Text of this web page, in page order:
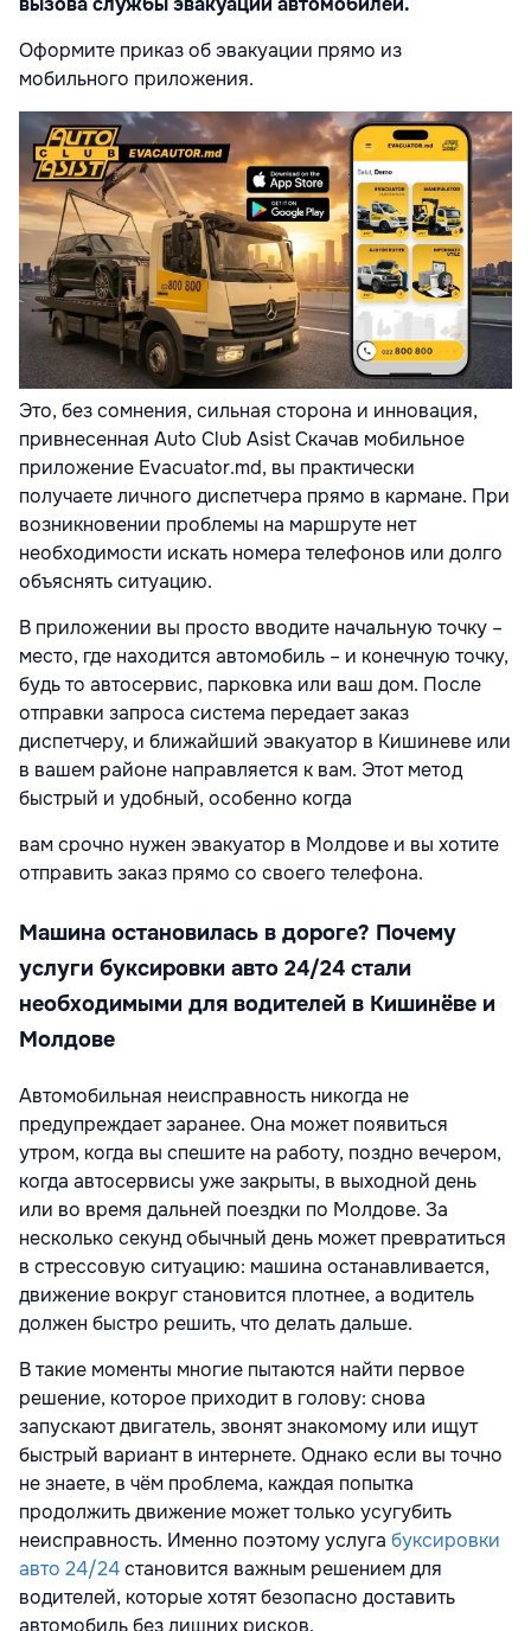
Оформите приказ об эвакуации прямо из
мобильного приложения.
Это, без сомнения, сильная сторона и инновация,
привнесенная Auto Club Asist Скачав мобильное
приложение Evacuator.md, вы практически
получаете личного диспетчера прямо в кармане. При
возникновении проблемы на маршруте нет
необходимости искать номера телефонов или долго
объяснять ситуацию.
В приложении вы просто вводите начальную точку –
место, где находится автомобиль – и конечную точку,
будь то автосервис, парковка или ваш дом. После
отправки запроса система передает заказ
диспетчеру, и ближайший эвакуатор в Кишиневе или
в вашем районе направляется к вам. Этот метод
быстрый и удобный, особенно когда
вам срочно нужен эвакуатор в Молдове и вы хотите
отправить заказ прямо со своего телефона.
Машина остановилась в дороге? Почему
услуги буксировки авто 24/24 стали
необходимыми для водителей в Кишинёве и
Молдове
Автомобильная неисправность никогда не
предупреждает заранее. Она может появиться
утром, когда вы спешите на работу, поздно вечером,
когда автосервисы уже закрыты, в выходной день
или во время дальней поездки по Молдове. За
несколько секунд обычный день может превратиться
в стрессовую ситуацию: машина останавливается,
движение вокруг становится плотнее, а водитель
должен быстро решить, что делать дальше.
В такие моменты многие пытаются найти первое
решение, которое приходит в голову: снова
запускают двигатель, звонят знакомому или ищут
быстрый вариант в интернете. Однако если вы точно
не знаете, в чём проблема, каждая попытка
продолжить движение может только усугубить
неисправность. Именно поэтому услуга буксировки
авто 24/24становится важным решением для
водителей, которые хотят безопасно доставить